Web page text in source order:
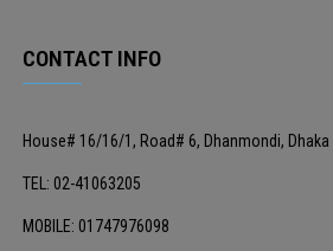
CONTACT INFO
House# 16/16/1, Road# 6, Dhanmondi, Dhaka
TEL: 02-41063205
MOBILE: 01747976098